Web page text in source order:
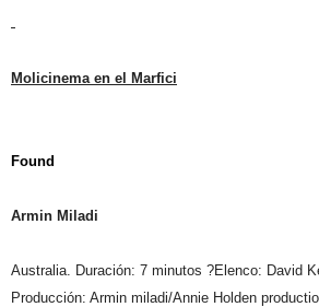
Molicinema en el Marfici
Found
Armin Miladi
Australia. Duración: 7 minutos ?Elenco: David
Producción: Armin miladi/Annie Holden